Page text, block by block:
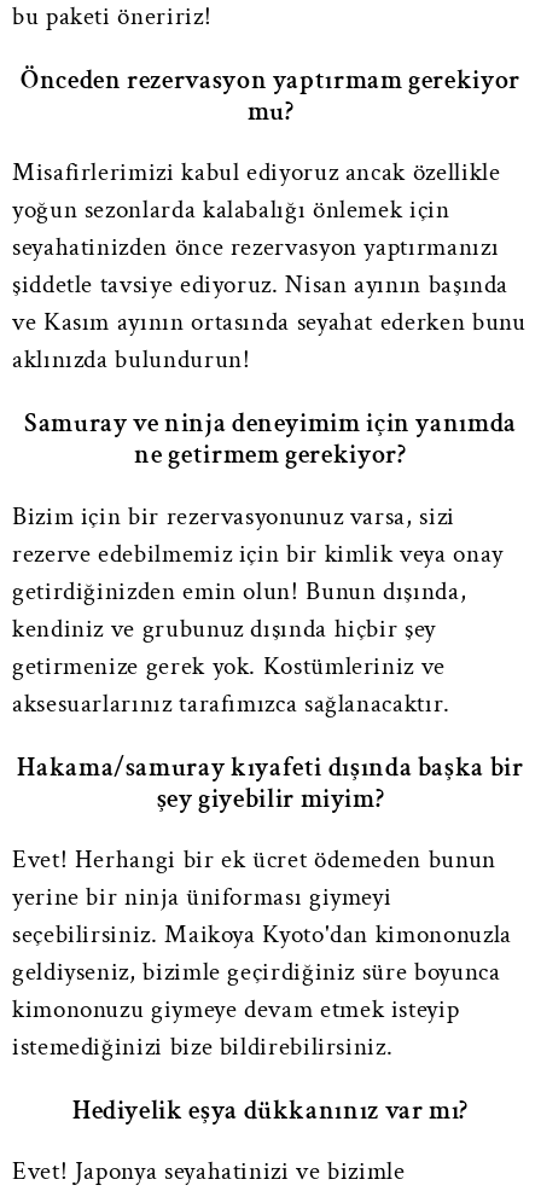
bu paketi öneririz!
Önceden rezervasyon yaptırmam gerekiyor
mu?
Misafirlerimizi kabul ediyoruz ancak özellikle
yoğun sezonlarda kalabalığı önlemek için
seyahatinizden önce rezervasyon yaptırmanızı
şiddetle tavsiye ediyoruz. Nisan ayının başında
ve Kasım ayının ortasında seyahat ederken bunu
aklınızda bulundurun!
Samuray ve ninja deneyimim için yanımda
ne getirmem gerekiyor?
Bizim için bir rezervasyonunuz varsa, sizi
rezerve edebilmemiz için bir kimlik veya onay
getirdiğinizden emin olun! Bunun dışında,
kendiniz ve grubunuz dışında hiçbir şey
getirmenize gerek yok. Kostümleriniz ve
aksesuarlarınız tarafımızca sağlanacaktır.
Hakama/samuray kıyafeti dışında başka bir
şey giyebilir miyim?
Evet! Herhangi bir ek ücret ödemeden bunun
yerine bir ninja üniforması giymeyi
seçebilirsiniz. Maikoya Kyoto'dan kimononuzla
geldiyseniz, bizimle geçirdiğiniz süre boyunca
kimononuzu giymeye devam etmek isteyip
istemediğinizi bize bildirebilirsiniz.
Hediyelik eşya dükkanınız var mı?
Evet! Japonya seyahatinizi ve bizimle